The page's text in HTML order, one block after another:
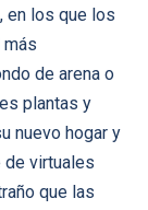
en los que los
de arena o
plantas y
nuevo hogar y
virtuales
que las